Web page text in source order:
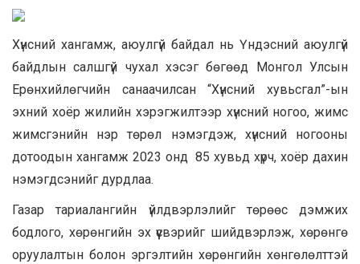
Хүнсний хангамж, аюулгүй байдал нь Үндэсний аюулгүй
байдлын салшгүй чухал хэсэг бөгөөд Монгол Улсын
Ерөнхийлөгчийн санаачилсан “Хүнсний хувьсгал”-ын
эхний хоёр жилийн хэрэгжилтээр хүнсний ногоо, жимс
жимсгэнийн нэр төрөл нэмэгдэж, хүнсний ногооны
дотоодын хангамж 2023 онд 85 хувьд хүрч, хоёр дахин
нэмэгдсэнийг дурдлаа.
Газар тариалангийн үйлдвэрлэлийг төрөөс дэмжих
бодлого, хөрөнгийн эх үүсвэрийг шийдвэрлэж, хөрөнгө
оруулалтын болон эргэлтийн хөрөнгийн хөнгөлөлттэй